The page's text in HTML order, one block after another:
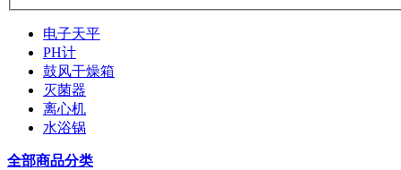
电子天平
PH计
鼓风干燥箱
灭菌器
离心机
水浴锅
全部商品分类